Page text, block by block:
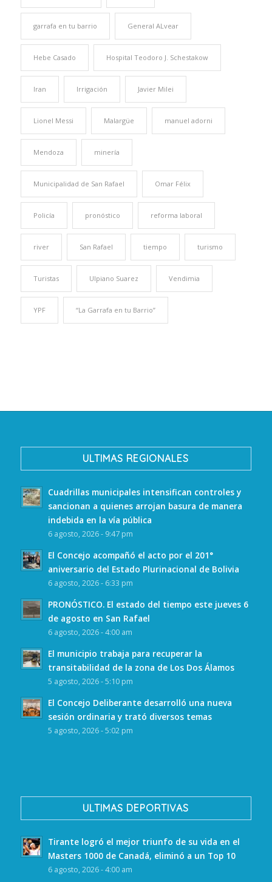
garrafa en tu barrio General ALvear
Hebe Casado Hospital Teodoro J. Schestakow
Iran Irrigación Javier Milei
Lionel Messi Malargüe manuel adorni
Mendoza minería
Municipalidad de San Rafael Omar Félix
Policía pronóstico reforma laboral
river San Rafael tiempo turismo
Turistas Ulpiano Suarez Vendimia
YPF “La Garrafa en tu Barrio”
ULTIMAS REGIONALES
Cuadrillas municipales intensifican controles y
sancionan a quienes arrojan basura de manera
indebida en la vía pública
6 agosto, 2026 - 9:47 pm
El Concejo acompañó el acto por el 201°
aniversario del Estado Plurinacional de Bolivia
6 agosto, 2026 - 6:33 pm
PRONÓSTICO. El estado del tiempo este jueves 6
de agosto en San Rafael
6 agosto, 2026 - 4:00 am
El municipio trabaja para recuperar la
transitabilidad de la zona de Los Dos Álamos
5 agosto, 2026 - 5:10 pm
El Concejo Deliberante desarrolló una nueva
sesión ordinaria y trató diversos temas
5 agosto, 2026 - 5:02 pm
ULTIMAS DEPORTIVAS
Tirante logró el mejor triunfo de su vida en el
Masters 1000 de Canadá, eliminó a un Top 10
6 agosto, 2026 - 4:00 am